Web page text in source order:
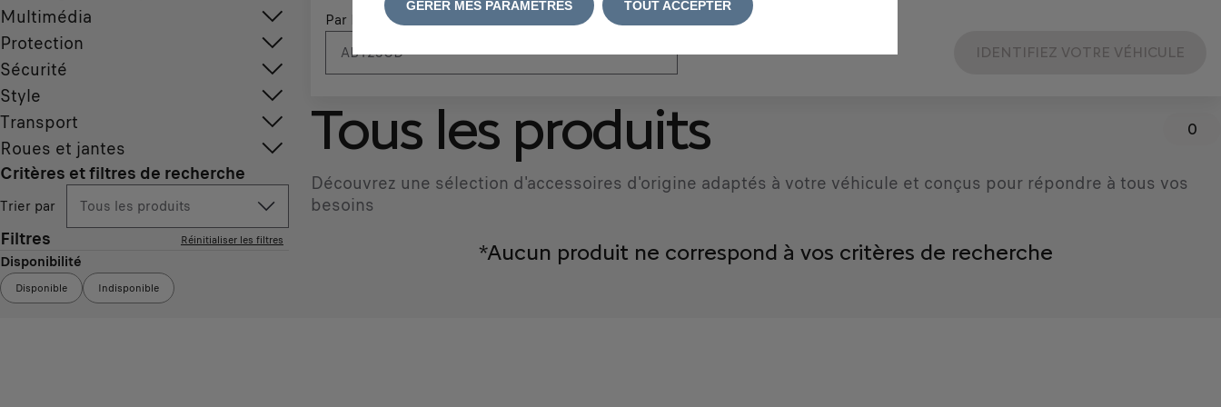
Multimédia
Protection
Sécurité
Style
Transport
Roues et jantes
Critères et filtres de recherche
Trier par Tous les produits
Filtres Réinitialiser les filtres
Disponibilité
Disponible Indisponible
Par N° d'immatriculation
IDENTIFIEZ VOTRE VÉHICULE
Tous les produits 0
Découvrez une sélection d'accessoires d'origine adaptés à votre véhicule et conçus pour répondre à tous vos
besoins
*Aucun produit ne correspond à vos critères de recherche
GÉRER MES PARAMÈTRES TOUT ACCEPTER